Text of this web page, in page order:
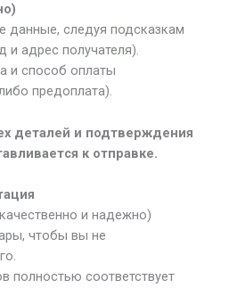
данные, следуя подсказкам
и адрес получателя).
и способ оплаты
предоплата).
деталей и подтверждения
к отправке.
и надежно)
чтобы вы не
полностью соответствует